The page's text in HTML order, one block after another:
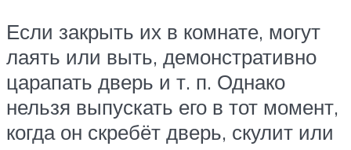
Если закрыть их в комнате, могут
лаять или выть, демонстративно
царапать дверь и т. п. Однако
нельзя выпускать его в тот момент,
когда он скребёт дверь, скулит или